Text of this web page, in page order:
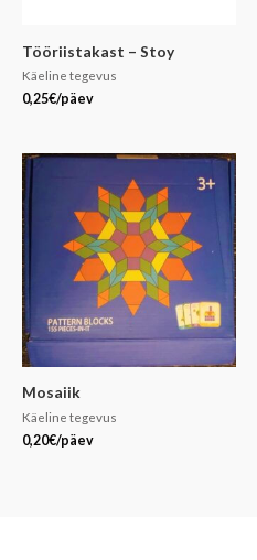
Tööriistakast – Stoy
Käeline tegevus
0,25€/päev
Mosaiik
Käeline tegevus
0,20€/päev